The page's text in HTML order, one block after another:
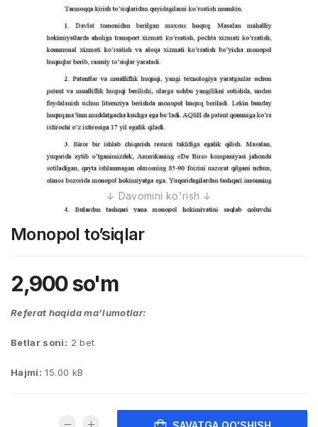
Monopol to’siqlar
2,900so'm
Referat haqida ma’lumotlar:
Betlar soni: 2 bet
Hajmi: 15.00 kB